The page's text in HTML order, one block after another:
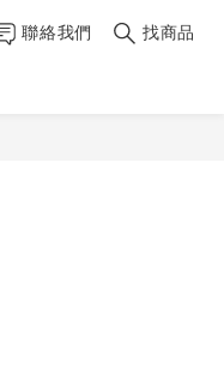
聯絡我們 找商品